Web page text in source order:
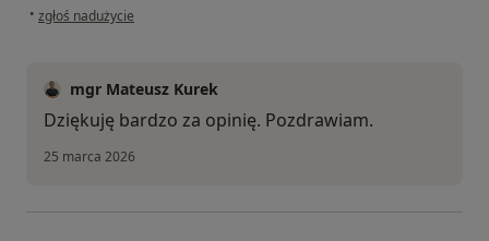
• w opinii użytkownika Andrzej
zgłoś nadużycie
mgr Mateusz Kurek
Dziękuję bardzo za opinię. Pozdrawiam.
25 marca 2026